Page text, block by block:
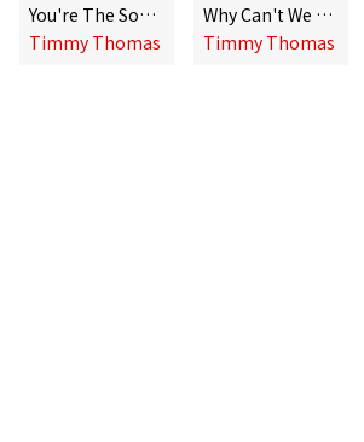
You're The Song I've Always Wanted To Sing
Timmy Thomas
Why Can't We Live Together: The Best Of The TK Years 1972-'81
Timmy Thomas